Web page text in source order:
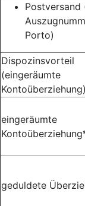
Postversand
Porto)
Dispozinsvorteil
(eingeräumte
Kontoüberziehung)
eingeräumte
geduldete